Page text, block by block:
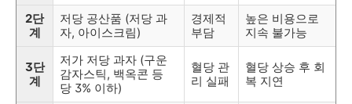
2단
계
저당 공산품 (저당 과
자, 아이스크림)
경제적
부담
높은 비용으로
지속 불가능
3단
계
저가 저당 과자 (구운
감자스틱, 백옥콘 등
당 3% 이하)
혈당 관
리 실패
혈당 상승 후 회
복 지연